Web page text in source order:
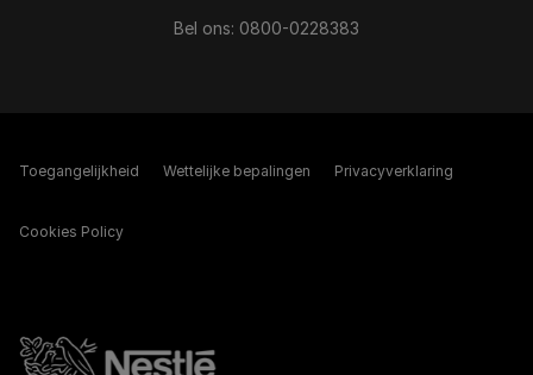
Bel ons: 0800-0228383
Toegangelijkheid Wettelijke bepalingen​ Privacyverklaring
Cookies Policy